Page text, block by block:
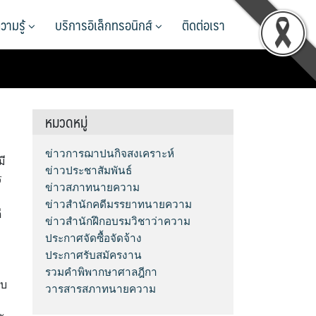
ามรู้ บริการอิเล็กทรอนิกส์ ติดต่อเรา
หมวดหมู่
ข่าวการฌาปนกิจสงเคราะห์
ข่าวประชาสัมพันธ์
ข่าวสภาทนายความ
ข่าวสำนักคดีมรรยาทนายความ
ข่าวสำนักฝึกอบรมวิชาว่าความ
ประกาศจัดซื้อจัดจ้าง
ประกาศรับสมัครงาน
รวมคำพิพากษาศาลฎีกา
วารสารสภาทนายความ